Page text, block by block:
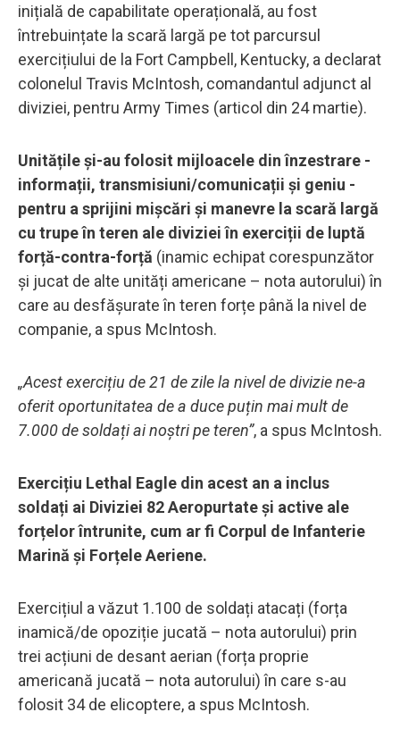
inițială de capabilitate operațională, au fost
întrebuințate la scară largă pe tot parcursul
exercițiului de la Fort Campbell, Kentucky, a declarat
colonelul Travis McIntosh, comandantul adjunct al
diviziei, pentru Army Times (articol din 24 martie).
Unitățile și-au folosit mijloacele din înzestrare -
informații, transmisiuni/comunicații și geniu -
pentru a sprijini mișcări și manevre la scară largă
cu trupe în teren ale diviziei în exerciții de luptă
forță-contra-forță (inamic echipat corespunzător
și jucat de alte unități americane – nota autorului) în
care au desfășurate în teren forțe până la nivel de
companie, a spus McIntosh.
„Acest exercițiu de 21 de zile la nivel de divizie ne-a
oferit oportunitatea de a duce puțin mai mult de
7.000 de soldați ai noștri pe teren”, a spus McIntosh.
Exercițiu Lethal Eagle din acest an a inclus
soldați ai Diviziei 82 Aeropurtate și active ale
forțelor întrunite, cum ar fi Corpul de Infanterie
Marină și Forțele Aeriene.
Exercițiul a văzut 1.100 de soldați atacați (forța
inamică/de opoziție jucată – nota autorului) prin
trei acțiuni de desant aerian (forța proprie
americană jucată – nota autorului) în care s-au
folosit 34 de elicoptere, a spus McIntosh.